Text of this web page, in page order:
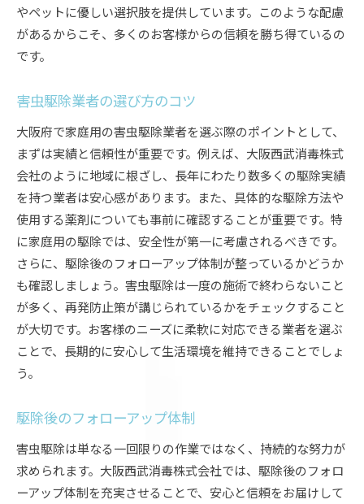
やペットに優しい選択肢を提供しています。このような配慮
があるからこそ、多くのお客様からの信頼を勝ち得ているの
です。
害虫駆除業者の選び方のコツ
大阪府で家庭用の害虫駆除業者を選ぶ際のポイントとして、
まずは実績と信頼性が重要です。例えば、大阪西武消毒株式
会社のように地域に根ざし、長年にわたり数多くの駆除実績
を持つ業者は安心感があります。また、具体的な駆除方法や
使用する薬剤についても事前に確認することが重要です。特
に家庭用の駆除では、安全性が第一に考慮されるべきです。
さらに、駆除後のフォローアップ体制が整っているかどうか
も確認しましょう。害虫駆除は一度の施術で終わらないこと
が多く、再発防止策が講じられているかをチェックすること
が大切です。お客様のニーズに柔軟に対応できる業者を選ぶ
ことで、長期的に安心して生活環境を維持できることでしょ
う。
駆除後のフォローアップ体制
害虫駆除は単なる一回限りの作業ではなく、持続的な努力が
求められます。大阪西武消毒株式会社では、駆除後のフォロ
ーアップ体制を充実させることで、安心と信頼をお届けして